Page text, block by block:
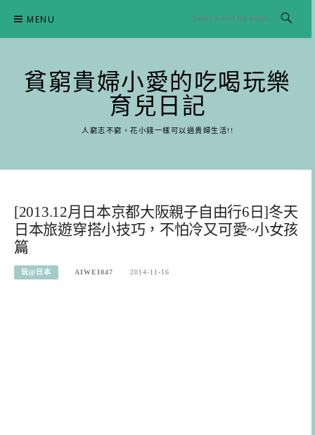
content
MENU
貧窮貴婦小愛的吃喝玩樂
育兒日記
人窮志不窮，花小錢一樣可以過貴婦生活!!
[2013.12月日本京都大阪親子自由行6日]冬天
日本旅遊穿搭小技巧，不怕冷又可愛~小女孩
篇
玩@日本 AIWEI047 2014-11-16